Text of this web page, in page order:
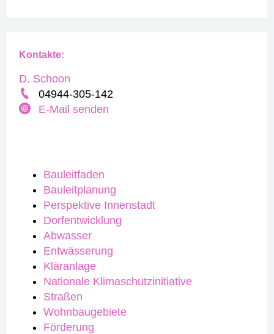
Bauleitfaden
Bauleitplanung
Perspektive Innenstadt
Dorfentwicklung
Abwasser
Entwässerung
Kläranlage
Nationale Klimaschutzinitiative
Straßen
Wohnbaugebiete
Förderung
Kontakte:
D. Schoon
04944-305-142
E-Mail senden